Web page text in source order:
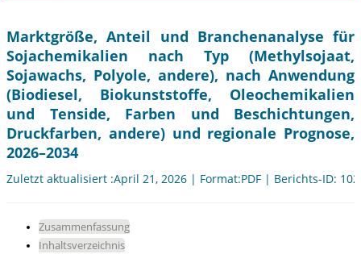
Marktgröße, Anteil und Branchenanalyse für
Sojachemikalien nach Typ (Methylsojaat,
Sojawachs, Polyole, andere), nach Anwendung
(Biodiesel, Biokunststoffe, Oleochemikalien
und Tenside, Farben und Beschichtungen,
Druckfarben, andere) und regionale Prognose,
2026–2034
Zuletzt aktualisiert :April 21, 2026 | Format:PDF | Berichts-ID:
Zusammenfassung
Inhaltsverzeichnis